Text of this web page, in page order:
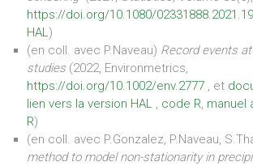
https://doi.org/10.1080/
HAL)
(en coll. avec P.Naveau) Record events
studies (2022, Environmetrics,
https://doi.org/10.1002/env.2777 , et
lien vers la version HAL , code R, manuel
R)
(en coll. avec P.Gonzalez, P.Naveau,
method to model non-stationarity in